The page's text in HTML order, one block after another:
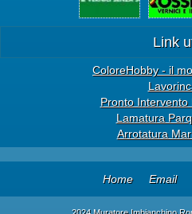
Link
ColoreHobby - il
Pronto Intervento
Lamatura
Arrotatura
Home Email